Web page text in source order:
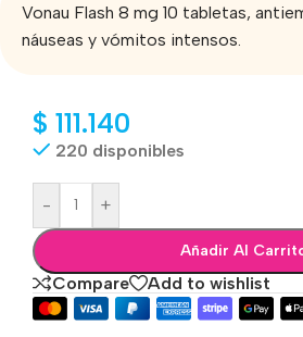
Vonau Flash 8 mg 10 tabletas,
náuseas y vómitos intensos.
$ 111.140
220 disponibles
- +
Añadir Al
Compare Add to wishlist